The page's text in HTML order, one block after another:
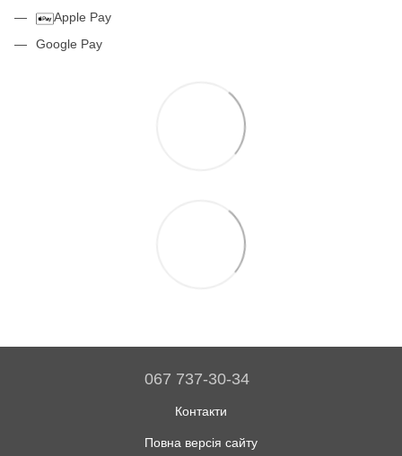
Apple Pay
Google Pay
067 737-30-34
Контакти
Повна версія сайту